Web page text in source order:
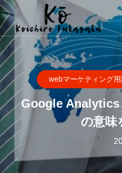
webマーケティング
Google
の意味